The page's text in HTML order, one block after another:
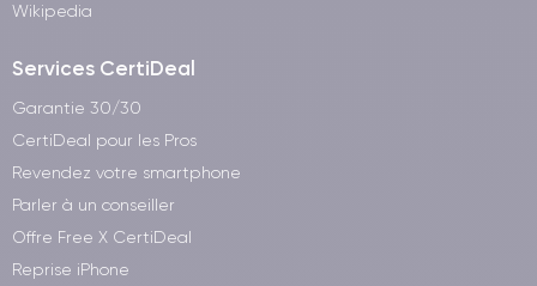
Wikipedia
Services CertiDeal
Garantie 30/30
CertiDeal pour les Pros
Revendez votre smartphone
Parler à un conseiller
Offre Free X CertiDeal
Reprise iPhone